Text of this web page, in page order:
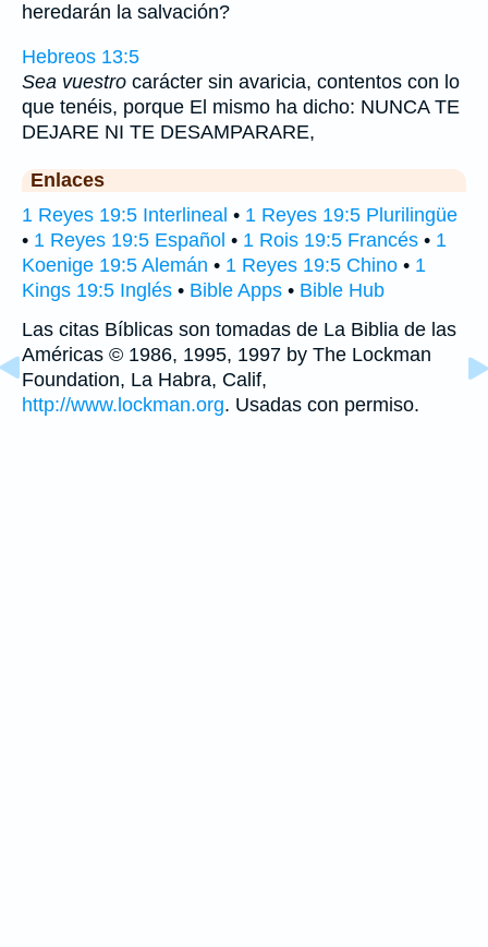
heredarán la salvación?
Hebreos 13:5
Sea vuestro carácter sin avaricia, contentos con lo
que tenéis, porque El mismo ha dicho: NUNCA TE
DEJARE NI TE DESAMPARARE,
Enlaces
1 Reyes 19:5 Interlineal • 1 Reyes 19:5 Plurilingüe
• 1 Reyes 19:5 Español • 1 Rois 19:5 Francés • 1
Koenige 19:5 Alemán • 1 Reyes 19:5 Chino • 1
Kings 19:5 Inglés • Bible Apps • Bible Hub
Las citas Bíblicas son tomadas de La Biblia de las
Américas © 1986, 1995, 1997 by The Lockman
Foundation, La Habra, Calif,
http://www.lockman.org. Usadas con permiso.